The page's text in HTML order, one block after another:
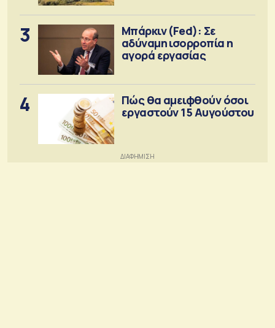
3
Μπάρκιν (Fed): Σε
αδύναμη ισορροπία η
αγορά εργασίας
4
Πώς θα αμειφθούν όσοι
εργαστούν 15 Αυγούστου